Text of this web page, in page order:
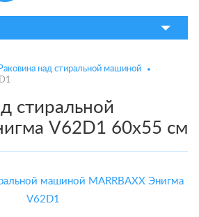
Раковина над стиральной машиной
стиральной
V62D1 60x55 см